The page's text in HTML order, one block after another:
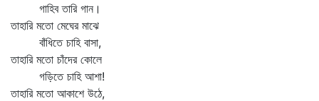
গাহিব তারি গান।
তাহারি মতো মেঘের মাঝে
বাঁধিতে চাহি বাসা,
তাহারি মতো চাঁদের কোলে
গড়িতে চাহি আশা!
তাহারি মতো আকাশে উঠে,